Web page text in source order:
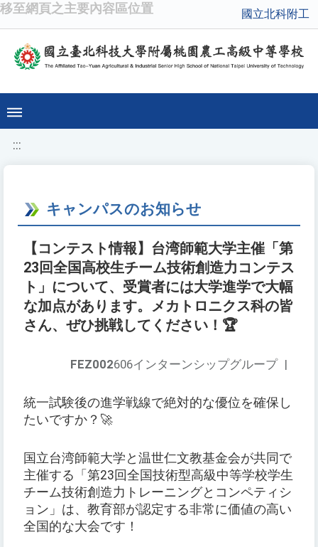
移至網頁之主要內容區位置 國立北科附工
:::
キャンパスのお知らせ
【コンテスト情報】台湾師範大学主催「第
23回全国高校生チーム技術創造力コンテス
ト」について、受賞者には大学進学で大幅
な加点があります。メカトロニクス科の皆
さん、ぜひ挑戦してください！🏆
FEZ002606インターンシップグループ |
統一試験後の進学戦線で絶対的な優位を確保し
たいですか？🚀
国立台湾師範大学と温世仁文教基金会が共同で
主催する「第23回全国技術型高級中等学校学生
チーム技術創造力トレーニングとコンペティシ
ョン」は、教育部が認定する非常に価値の高い
全国的な大会です！